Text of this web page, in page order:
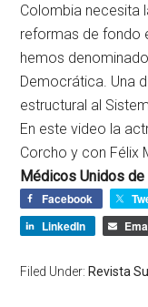
Colombia necesita
reformas de fondo
hemos
Democrática. Una
estructural al
En este video la
Corcho y con Félix
Médicos Unidos de
Facebook
LinkedIn
Filed Under: Revista